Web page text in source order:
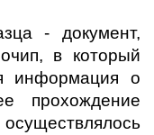
- документ,
в который
информация о
прохождение